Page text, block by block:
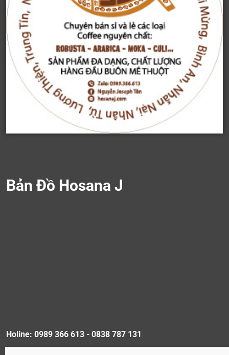
Bản Đồ Hosana J
Holine: 0989 366 613 - 0838 787 131